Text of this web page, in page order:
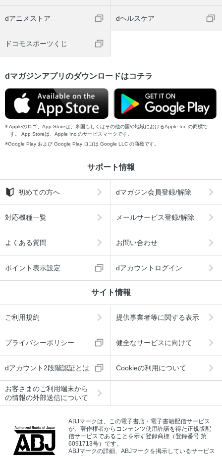
dアニメストア dヘルスケア
ドコモスポーツくじ
dマガジンアプリのダウンロードはコチラ
Appleのロゴ、App Storeは、米国もしくはその他の国や地域におけるApple Inc.の商標で
す。 App Storeは、Apple Inc.のサービスマークです。
Google Play および Google Play ロゴは Google LLC の商標です。
サポート情報
初めての方へ dマガジン会員登録/解除
対応機種一覧 メールサービス登録/解除
よくある質問 お問い合わせ
ポイント表示設定 dアカウントログイン
サイト情報
ご利用規約 提供事業者等に関する表示
プライバシーポリシー 健全なサービスに向けて
dアカウント2段階認証とは Cookieの利用について
お客さまのご利用端末から
の情報の外部送信について
ABJマークは、この電子書店・電子書籍配信サービス
が、著作権者からコンテンツ使用許諾を得た正規版配
信サービスであることを示す登録商標（登録番号 第
6091713号）です。
ABJマークの詳細、ABJマークを掲示しているサービス